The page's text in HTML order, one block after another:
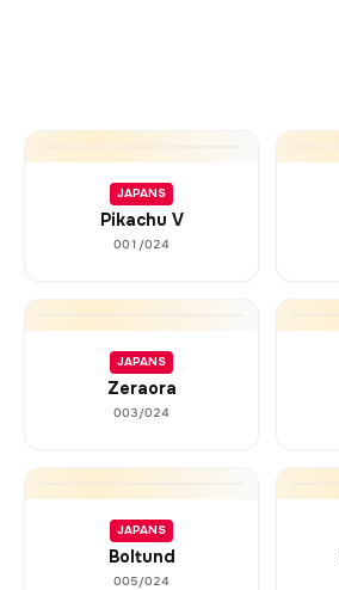
JAPANS
Pikachu V
001/024
JAPANS
Zeraora
003/024
JAPANS
Boltund
005/024